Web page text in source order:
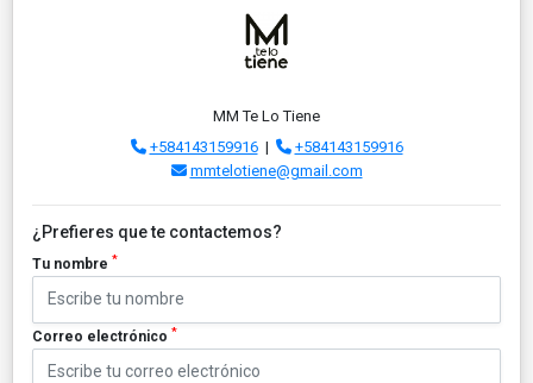
MM Te Lo Tiene
+584143159916|
+584143159916
mmtelotiene@gmail.com
¿Prefieres que te contactemos?
Tu nombre *
Correo electrónico *